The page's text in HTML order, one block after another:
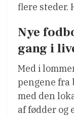
flere steder.
Nye
gang i
Med i
pengene fra
med den
af fødder og